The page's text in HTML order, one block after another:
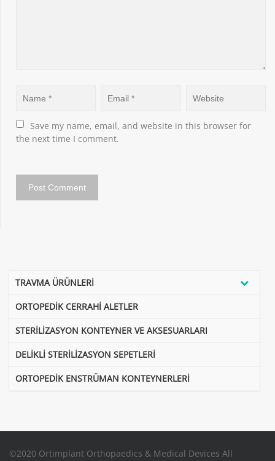
Save my name, email, and website in this browser for
the next time I comment.
TRAVMA ÜRÜNLERİ
ORTOPEDİK CERRAHİ ALETLER
STERİLİZASYON KONTEYNER VE AKSESUARLARI
DELİKLİ STERİLİZASYON SEPETLERİ
ORTOPEDİK ENSTRÜMAN KONTEYNERLERİ
©2020 Ortimplant Orthopaedics & Medical Devices All